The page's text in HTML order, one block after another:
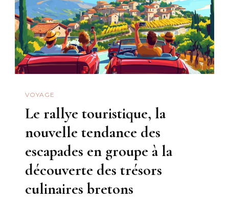
VOYAGE
Le rallye touristique, la
nouvelle tendance des
escapades en groupe à la
découverte des trésors
culinaires bretons